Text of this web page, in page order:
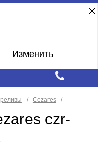
Изменить
Cezares
czr-